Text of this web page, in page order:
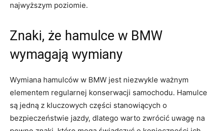
najwyższym poziomie.
Znaki, że hamulce w BMW
wymagają wymiany
Wymiana hamulców w BMW jest‌ niezwykle ważnym
elementem regularnej konserwacji samochodu. Hamulce
są jedną​ z kluczowych części stanowiących o
bezpieczeństwie jazdy, dlatego warto zwrócić uwagę na